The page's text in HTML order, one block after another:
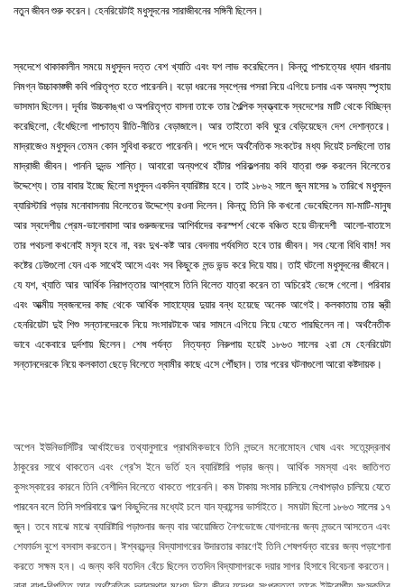
নতুন জীবন শুরু করেন। হেনরিয়েটাই মধুসূদনের সারাজীবনের সঙ্গিনী ছিলেন।
স্বদেশে থাকাকালীন সময়ে মধুসূদন দত্ত বেশ খ্যাতি এবং যশ লাভ করেছিলেন। কিন্তু পাশ্চাত্যের ধ্যান ধারনায়
নিমগ্ন উচ্চাকাঙ্ক্ষী কবি পরিতৃপ্ত হতে পারেননি। বড়ো ধরনের স্বপ্নের পসরা নিয়ে এগিয়ে চলার এক অদম্য স্পৃহায়
ভাসমান ছিলেন। দূর্বার উচ্চকাঙ্খা ও অপরিতৃপ্ত বাসনা তাকে তার শৈল্পিক স্বত্ত্বাকে স্বদেশের মাটি থেকে বিচ্ছিন্ন
করেছিলো, বেঁধেছিলো পাশ্চাত্য রীতি-নীতির বেড়াজালে। আর তাইতো কবি ঘুরে বেড়িয়েছেন দেশ দেশান্তরে।
মাদ্রাজেও মধুসূদন তেমন কোন সুবিধা করতে পারেননি। পদে পদে অর্থনৈতিক সংকটের মধ্য দিয়েই চলছিলো তার
মাদ্রাজী জীবন। পাননি দুদন্ড শান্তি। আবারো অন্যপথে হাঁটার পরিকল্পনায় কবি যাত্রা শুরু করলেন বিলেতের
উদ্দেশ্যে। তার বাবার ইচ্ছে ছিলো মধুসূদন একদিন ব্যারিষ্টার হবে। তাই ১৮৬২ সালে জুন মাসের ৯ তারিখে মধুসূদন
ব্যারিস্টারি পড়ার মনোবাসনায় বিলেতের উদ্দেশ্যে রওনা দিলেন। কিন্তু তিনি কি কখনো ভেবেছিলেন মা-মাটি-মানুষ
আর স্বদেশীয় প্রেম-ভালোবাসা আর গুরুজনদের আশির্বাদের করস্পর্শ থেকে বঞ্চিত হয়ে ভীনদেশী আলো-বাতাসে
তার পথচলা কখনোই মসৃন হবে না, বরং দুখ-কষ্ট আর বেদনায় পর্যবসিত হবে তার জীবন। সব যেনো বিধি বাম! সব
কষ্টের ঢেউগুলো যেন এক সাথেই আসে এবং সব কিছুকে লন্ড ভন্ড করে দিয়ে যায়। তাই ঘটলো মধুসূদনের জীবনে।
যে যশ, খ্যাতি আর আর্থিক নিরাপত্তার আশ্বাসে তিনি বিলেত যাত্রা করেন তা অচিরেই ভেঙ্গে গেলো। পরিবার
এবং আত্মীয় স্বজনদের কাছ থেকে আর্থিক সাহায্যের দুয়ার বন্ধ হয়েছে অনেক আগেই। কলকাতায় তার স্ত্রী
হেনরিয়েটা দুই শিশু সন্তানদেরকে নিয়ে সংসারটাকে আর সামনে এগিয়ে নিয়ে যেতে পারছিলেন না। অর্থনৈতীক
ভাবে একেবারে দুর্দশায় ছিলেন। শেষ পর্যন্ত নিত্যন্ত নিরুপায় হয়েই ১৮৬৩ সালের ২রা মে হেনরিয়েটা
সন্তানদেরকে নিয়ে কলকাতা ছেড়ে বিলেতে স্বামীর কাছে এসে পৌঁছান। তার পরের ঘটনাগুলো আরো কষ্টদায়ক।
অপেন ইউনিভার্সিটির আর্খাইভের তথ্যানুসারে প্রাথমিকভাবে তিনি লন্ডনে মনোমোহন ঘোষ এবং সত্যেন্দ্রনাথ
ঠাকুরের সাথে থাকতেন এবং গ্রে'স ইনে ভর্তি হন ব্যারিষ্টারি পড়ার জন্য। আর্থিক সমস্যা এবং জাতিগত
কুসংস্কারের কারনে তিনি বেশীদিন বিলেতে থাকতে পারেননি। কম টাকায় সংসার চালিয়ে লেখাপড়াও চালিয়ে যেতে
পারবেন বলে তিনি সপরিবারেঅল্প কিছুদিনের মধ্যেই চলে যান ফ্রান্সের ভার্সাইতে। সময়টা ছিলো১৮৬৩ সালের ১৭
জুন। তবে মাঝে মাঝে ব্যারিষ্টারি পড়াশুনার জন্য বার আয়োজিত নৈশভোজে যোগদানের জন্য লন্ডনে আসতেন এবং
শেফার্ডস বুশে বসবাস করতেন। ঈশ্বরচন্দ্র বিদ্যাসাগরের উদারতার কারণেই তিনি শেষপর্যন্ত বারের জন্য পড়াশোনা
করতে সক্ষম হন। এ জন্য কবি যতদিন বেঁচে ছিলেন ততদিন বিদ্যাসাগরকে দয়ার সাগর হিসাবে বিবেচনা করতেন।